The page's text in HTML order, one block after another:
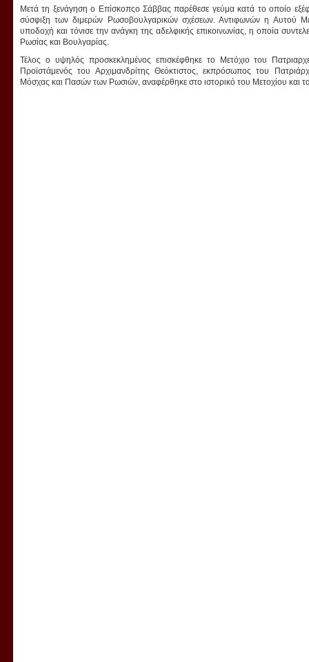
Μετά τη ξενάγηση ο Επίσκοπςο Σάββας παρέθεσε γεύμα κατά το οποίο
σύσφιξη των διμερών Ρωσοβουλγαρικών σχέσεων. Αντιφωνών η Αυτού
υποδοχή και τόνισε την ανάγκη της αδελφικής επικοινωνίας, η οποία
Ρωσίας και Βουλγαρίας.
Τέλος ο υψηλός προσκεκλημένος επισκέφθηκε το Μετόχιο του
Προϊστάμενός του Αρχιμανδρίτης Θεόκτιστος, εκπρόσωπος του
Μόσχας και Πασών των Ρωσιών, αναφέρθηκε στο ιστορικό του Μετοχίου και